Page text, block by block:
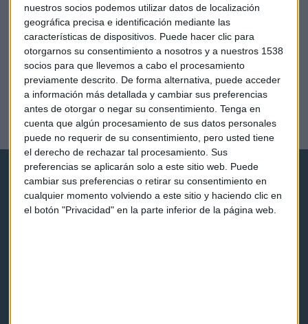
nuestros socios podemos utilizar datos de localización
geográfica precisa e identificación mediante las
características de dispositivos. Puede hacer clic para
otorgarnos su consentimiento a nosotros y a nuestros 1538
socios para que llevemos a cabo el procesamiento
previamente descrito. De forma alternativa, puede acceder
a información más detallada y cambiar sus preferencias
antes de otorgar o negar su consentimiento. Tenga en
cuenta que algún procesamiento de sus datos personales
puede no requerir de su consentimiento, pero usted tiene
el derecho de rechazar tal procesamiento. Sus
preferencias se aplicarán solo a este sitio web. Puede
cambiar sus preferencias o retirar su consentimiento en
cualquier momento volviendo a este sitio y haciendo clic en
el botón "Privacidad" en la parte inferior de la página web.
AFTER WORK
Tus datos a la vista de todos
Javier Luengo Moya